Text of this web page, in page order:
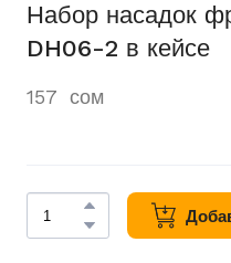
Набор насадок
DH06-2 в кейсе
157  сом